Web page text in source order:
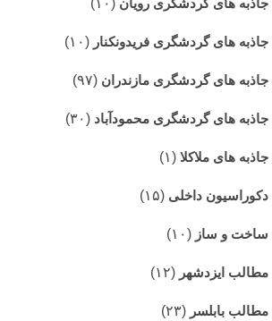
جاذبه های گردشگری رویان (۱۰)
جاذبه های گردشگری فریدونکنار (۱۰)
جاذبه های گردشگری مازندران (۹۷)
جاذبه های گردشگری محمودآباد (۳۰)
جاذبه های ملاکلا (۱)
دکوراسیون داخلی (۱۵)
ساخت و ساز (۱۰)
مطالب ایزدشهر (۱۲)
مطالب بابلسر (۲۳)